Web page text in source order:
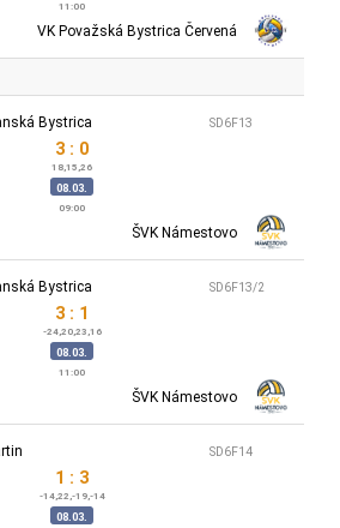
11:00
VK Považská Bystrica Červená
SD6F13
Bystrica
3 : 0
18,15,26
08.03.
09:00
ŠVK Námestovo
SD6F13/2
Bystrica
3 : 1
-24,20,23,16
08.03.
11:00
ŠVK Námestovo
SD6F14
1 : 3
-14,22,-19,-14
08.03.